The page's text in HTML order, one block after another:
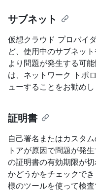
サブネット
仮想クラウド プロバイ
ど、使用中のサブネッ
より問題が発生する可
は、ネットワーク トポ
ューすることをお勧めし
証明書
自己署名またはカスタ
トアが原因で問題が発
の証明書の有効期限が
かどうかをチェックで
様のツールを使って検